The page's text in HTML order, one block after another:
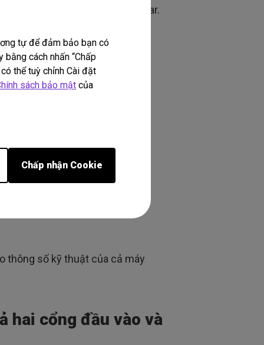
tự để đảm bảo bạn có
cách nhấn “Chấp
thể tuỳ chỉnh Cài đặt
sách bảo mật của
Chấp nhận Cookie
cổng HDMI ARC trên soundbar.
thông số kỹ thuật của cả máy
hai cổng đầu vào và